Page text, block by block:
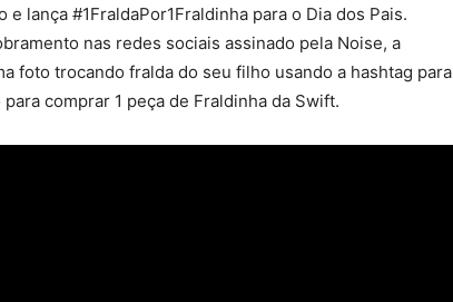
lança #1FraldaPor1Fraldinha para o Dia dos Pais.
nas redes sociais assinado pela Noise, a
foto trocando fralda do seu filho usando a hashtag para
comprar 1 peça de Fraldinha da Swift.